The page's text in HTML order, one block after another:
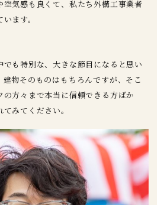
気感も良くて、私たち外構工事業者
ます。
も特別な、大きな節目になると思い
物そのものはもちろんですが、そこ
の方々まで本当に信頼できる方ばか
みてください。